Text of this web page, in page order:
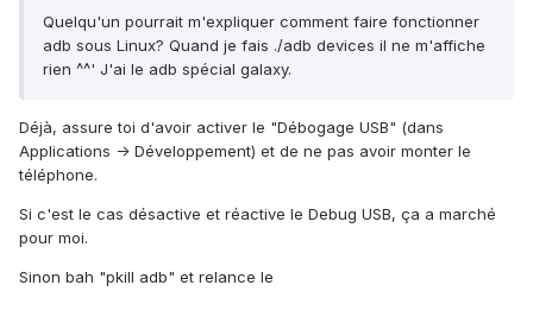
Quelqu'un pourrait m'expliquer comment faire fonctionner
adb sous Linux? Quand je fais ./adb devices il ne m'affiche
rien ^^' J'ai le adb spécial galaxy.
Déjà, assure toi d'avoir activer le "Débogage USB" (dans
Applications -> Développement) et de ne pas avoir monter le
téléphone.
Si c'est le cas désactive et réactive le Debug USB, ça a marché
pour moi.
Sinon bah "pkill adb" et relance le